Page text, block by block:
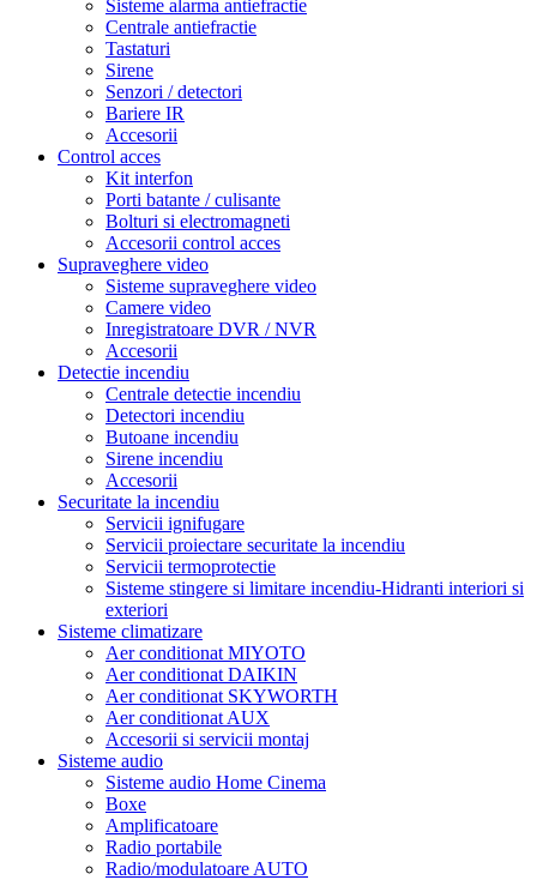
Sisteme alarma antiefractie
Centrale antiefractie
Tastaturi
Sirene
Senzori / detectori
Bariere IR
Accesorii
Control acces
Kit interfon
Porti batante / culisante
Bolturi si electromagneti
Accesorii control acces
Supraveghere video
Sisteme supraveghere video
Camere video
Inregistratoare DVR / NVR
Accesorii
Detectie incendiu
Centrale detectie incendiu
Detectori incendiu
Butoane incendiu
Sirene incendiu
Accesorii
Securitate la incendiu
Servicii ignifugare
Servicii proiectare securitate la incendiu
Servicii termoprotectie
Sisteme stingere si limitare incendiu-Hidranti interiori si
exteriori
Sisteme climatizare
Aer conditionat MIYOTO
Aer conditionat DAIKIN
Aer conditionat SKYWORTH
Aer conditionat AUX
Accesorii si servicii montaj
Sisteme audio
Sisteme audio Home Cinema
Boxe
Amplificatoare
Radio portabile
Radio/modulatoare AUTO